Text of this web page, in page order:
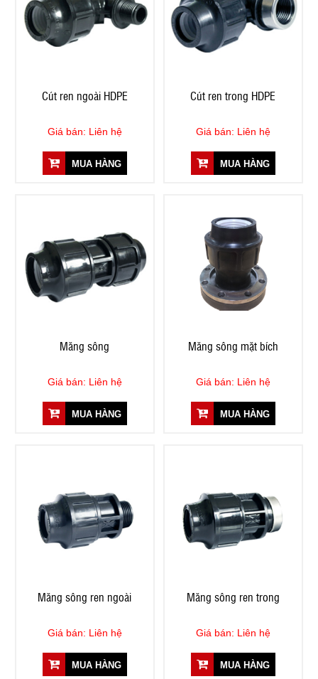
Cút ren ngoài HDPE
Giá bán: Liên hệ
MUA HÀNG
Cút ren trong HDPE
Giá bán: Liên hệ
MUA HÀNG
Măng sông
Giá bán: Liên hệ
MUA HÀNG
Măng sông mặt bích
Giá bán: Liên hệ
MUA HÀNG
Măng sông ren ngoài
Giá bán: Liên hệ
MUA HÀNG
Măng sông ren trong
Giá bán: Liên hệ
MUA HÀNG